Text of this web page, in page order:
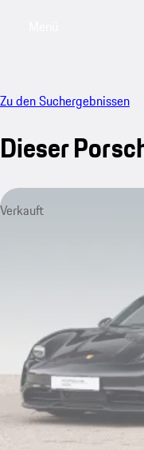
Zu den Suchergebnissen
Dieser
Verkauft